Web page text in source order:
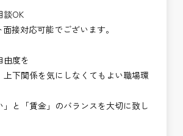
談OK
接対応可能でございます。
由度を
上下関係を気にしなくてもよい職場環
」と「賃金」のバランスを大切に致し